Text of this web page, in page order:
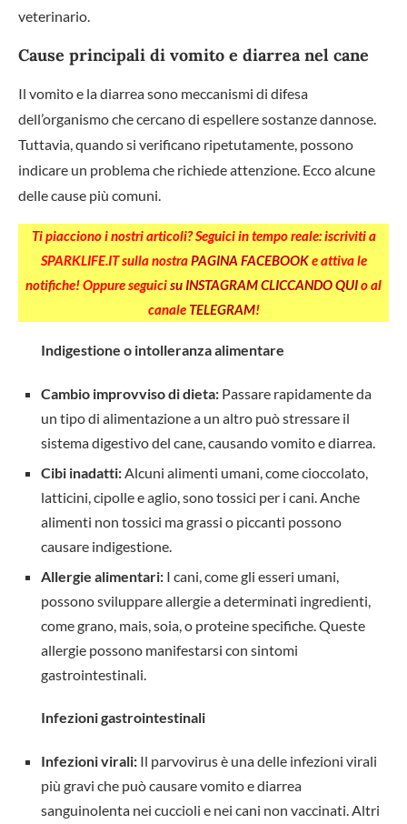
veterinario.
Cause principali di vomito e diarrea nel cane
Il vomito e la diarrea sono meccanismi di difesa
dell’organismo che cercano di espellere sostanze dannose.
Tuttavia, quando si verificano ripetutamente, possono
indicare un problema che richiede attenzione. Ecco alcune
delle cause più comuni.
Ti piacciono i nostri articoli? Seguici in tempo reale: iscriviti a
SPARKLIFE.IT sulla nostraPAGINA FACEBOOKe attiva le
notifiche! Oppure seguicisu INSTAGRAM CLICCANDO QUIo al
canale TELEGRAM!
Indigestione o intolleranza alimentare
Cambio improvviso di dieta: Passare rapidamente da
un tipo di alimentazione a un altro può stressare il
sistema digestivo del cane, causando vomito e diarrea.
Cibi inadatti:Alcuni alimenti umani, come cioccolato,
latticini, cipolle e aglio, sono tossici per i cani. Anche
alimenti non tossici ma grassi o piccanti possono
causare indigestione.
Allergie alimentari: I cani, come gli esseri umani,
possono sviluppare allergie a determinati ingredienti,
come grano, mais, soia, o proteine specifiche. Queste
allergie possono manifestarsi con sintomi
gastrointestinali.
Infezioni gastrointestinali
Infezioni virali: Il parvovirus è una delle infezioni virali
più gravi che può causare vomito e diarrea
sanguinolenta nei cuccioli e nei cani non vaccinati. Altri